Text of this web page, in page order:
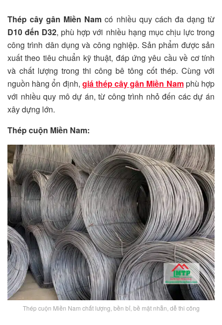
Thép cây gân Miền Nam có nhiều quy cách đa dạng từ
D10 đến D32, phù hợp với nhiều hạng mục chịu lực trong
công trình dân dụng và công nghiệp. Sản phẩm được sản
xuất theo tiêu chuẩn kỹ thuật, đáp ứng yêu cầu về cơ tính
và chất lượng trong thi công bê tông cốt thép. Cùng với
nguồn hàng ổn định, giá thép cây gân Miền Namphù hợp
với nhiều quy mô dự án, từ công trình nhỏ đến các dự án
xây dựng lớn.
Thép cuộn Miền Nam:
Thép cuộn Miền Nam chất lượng, bền bỉ, bề mặt nhẵn, dễ thi công